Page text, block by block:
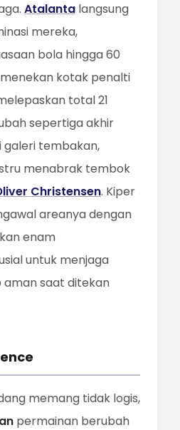
Atalanta langsung
mereka,
bola hingga 60
kotak penalti
total 21
sepertiga akhir
galeri tembakan,
menabrak tembok
Christensen. Kiper
areanya dengan
enam
untuk menjaga
saat ditekan
memang tidak logis,
permainan berubah